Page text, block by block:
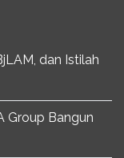
dan Istilah
Group Bangun